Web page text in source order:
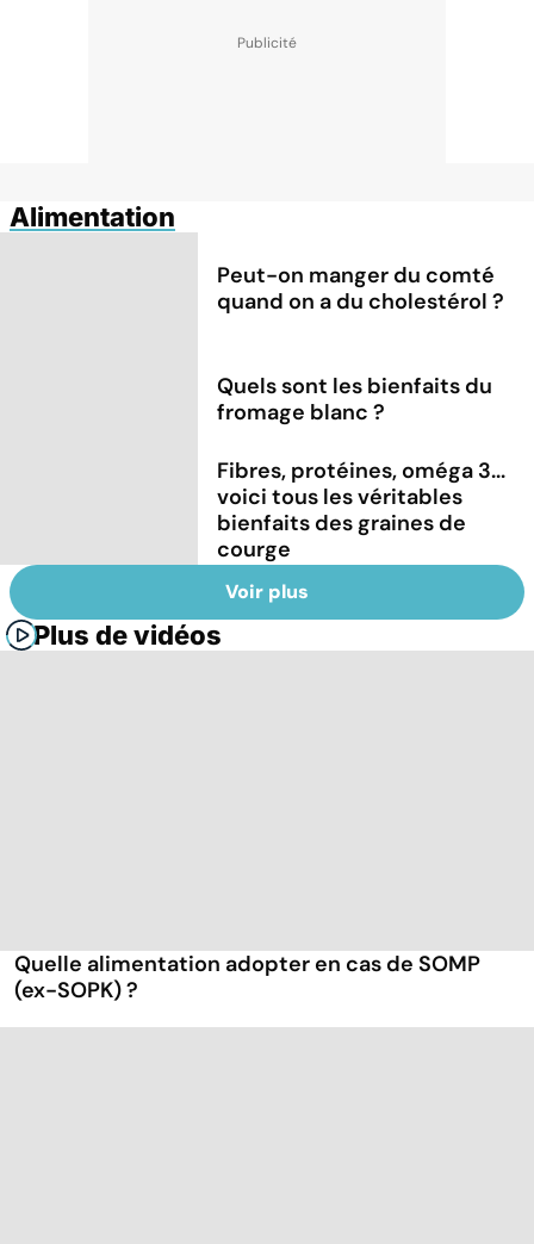
Alimentation
Peut-on manger du comté
quand on a du cholestérol ?
Quels sont les bienfaits du
fromage blanc ?
Fibres, protéines, oméga 3...
voici tous les véritables
bienfaits des graines de
courge
Voir plus
Plus de vidéos
Quelle alimentation adopter en cas de SOMP
(ex-SOPK) ?